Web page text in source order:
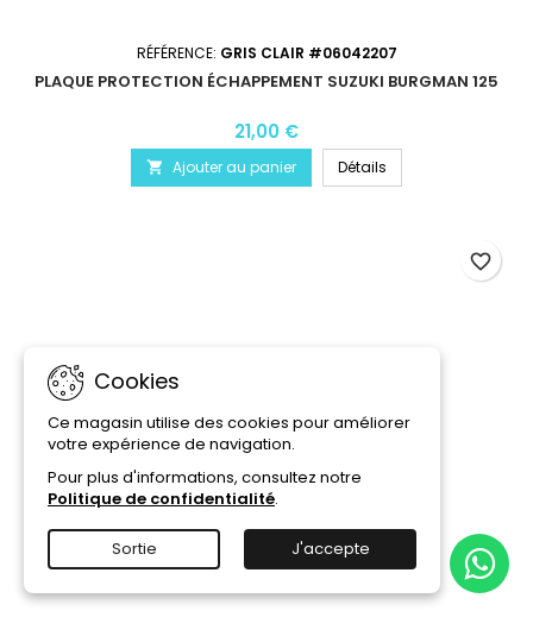
RÉFÉRENCE: GRIS CLAIR #06042207
PLAQUE PROTECTION ÉCHAPPEMENT SUZUKI BURGMAN 125
21,00 €
 Ajouter au panier Détails
favorite_border
Cookies
Ce magasin utilise des cookies pour améliorer
votre expérience de navigation.
Pour plus d'informations, consultez notre
Politique de confidentialité.
Sortie J'accepte